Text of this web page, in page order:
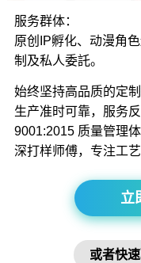
服务群体：
原创IP孵化、动漫角
制及私人委託。
始终坚持高品质的定
生产准时可靠，服务
9001:2015 质量管理
深打样师傅，专注工艺
立
或者快